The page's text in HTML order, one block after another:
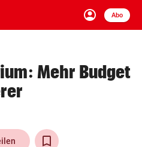
account_circle
Anmelden
Abo
close Schließen
arrow_right
Mehr Budget